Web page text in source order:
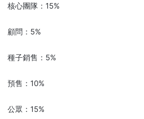
核心團隊：15%
顧問：5%
種子銷售：5%
預售：10%
公眾：15%